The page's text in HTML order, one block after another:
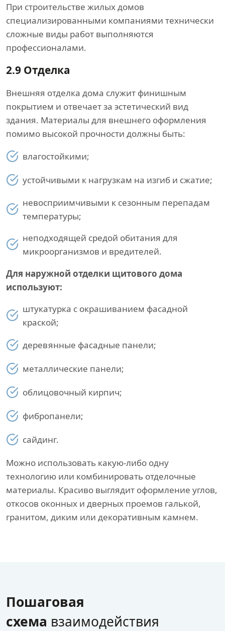
При строительстве жилых домов
специализированными компаниями технически
сложные виды работ выполняются
профессионалами.
2.9 Отделка
Внешняя отделка дома служит финишным
покрытием и отвечает за эстетический вид
здания. Материалы для внешнего оформления
помимо высокой прочности должны быть:
влагостойкими;
устойчивыми к нагрузкам на изгиб и сжатие;
невосприимчивыми к сезонным перепадам
температуры;
неподходящей средой обитания для
микроорганизмов и вредителей.
Для наружной отделки щитового дома
используют:
штукатурка с окрашиванием фасадной
краской;
деревянные фасадные панели;
металлические панели;
облицовочный кирпич;
фибропанели;
сайдинг.
Можно использовать какую-либо одну
технологию или комбинировать отделочные
материалы. Красиво выглядит оформление углов,
откосов оконных и дверных проемов галькой,
гранитом, диким или декоративным камнем.
Пошаговая
схема взаимодействия